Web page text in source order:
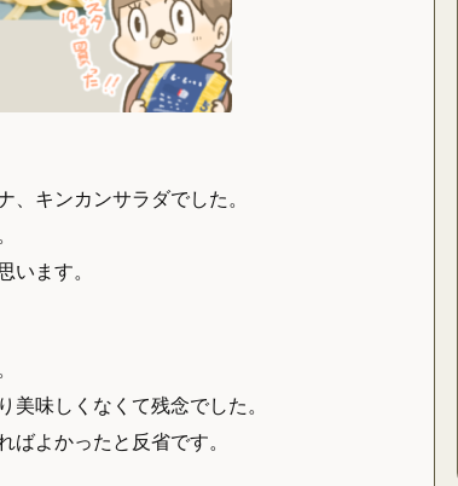
キンカンサラダでした。
ます。
味しくなくて残念でした。
よかったと反省です。